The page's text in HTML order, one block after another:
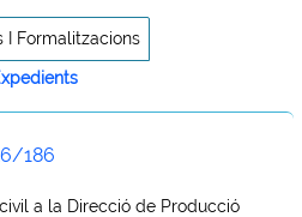
I Formalitzacions
186
a la Direcció de Producció